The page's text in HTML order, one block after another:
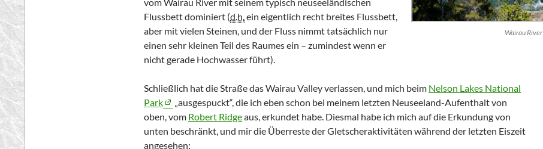
Wairau River
Flussbett dominiert (d.h.ein eigentlich recht breites Flussbett,
aber mit vielen Steinen, und der Fluss nimmt tatsächlich nur
einen sehr kleinen Teil des Raumes ein – zumindest wenn er
nicht gerade Hochwasser führt).
Schließlich hat die Straße dasWairau Valleyverlassen, und mich beim Nelson Lakes National
Park
„ausgespuckt“, die ich eben schon bei meinem letzten Neuseeland-Aufenthalt von
oben, vom Robert Ridgeaus, erkundet habe. Diesmal habe ich mich auf die Erkundung von
unten beschränkt, und mir die Überreste der Gletscheraktivitäten während der letzten Eiszeit
angesehen: